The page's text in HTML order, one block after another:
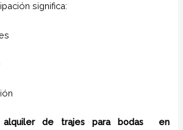
significa:
alquiler de trajes para bodas
en